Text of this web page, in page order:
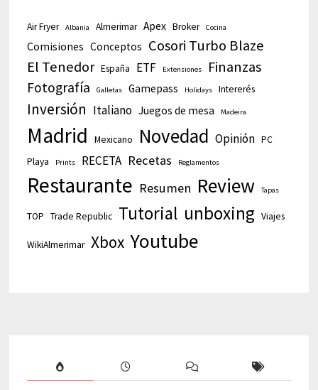
Air Fryer Albania Almerimar Apex Broker Cocina
Comisiones Conceptos Cosori Turbo Blaze
El Tenedor España ETF Extensiones Finanzas
Fotografía Galletas Gamepass Holidays Intererés
Inversión Italiano Juegos de mesa Madeira
Madrid Mexicano Novedad Opinión PC
Playa
Prints RECETA Recetas Reglamentos
Restaurante Resumen Review Tapas
TOP Trade Republic Tutorial unboxing Viajes
WikiAlmerimar Xbox Youtube